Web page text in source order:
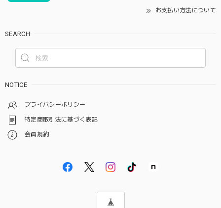
お支払い方法について
SEARCH
NOTICE
プライバシーポリシー
特定商取引法に基づく表記
会員規約